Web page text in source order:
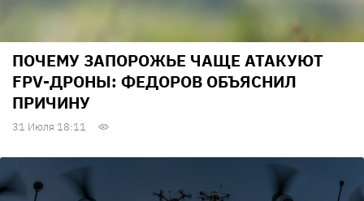
ПОЧЕМУ ЗАПОРОЖЬЕ ЧАЩЕ АТАКУЮТ
FPV-ДРОНЫ: ФЕДОРОВ ОБЪЯСНИЛ
ПРИЧИНУ
31 Июля 18:11